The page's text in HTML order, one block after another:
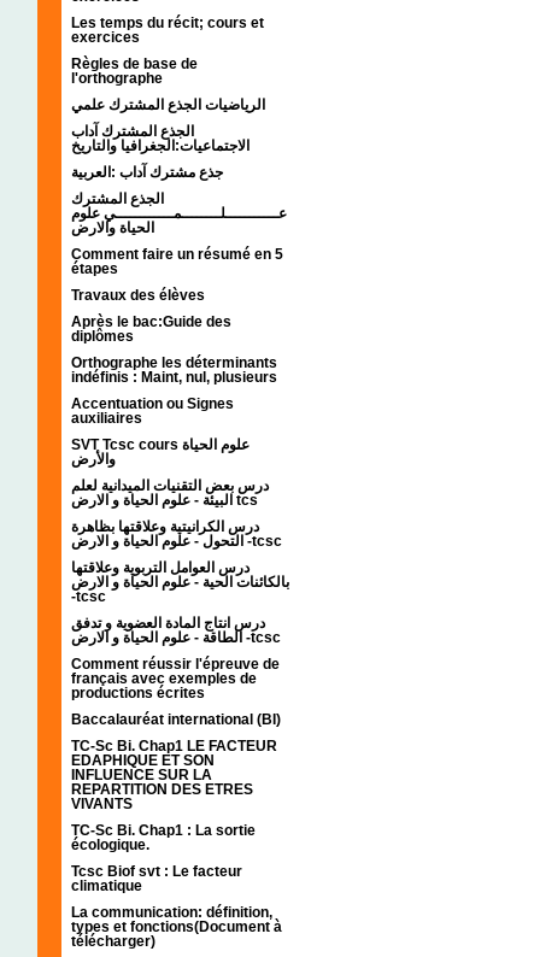
Les temps du récit; cours et
exercices
Règles de base de
l'orthographe
الرياضيات الجذع المشترك علمي
الجذع المشترك آداب
الاجتماعيات:الجغرافيا والتاريخ
جذع مشترك آداب :العربية
الجذع المشترك
عـــــــــــلــــــــمــــــــــــي علوم
الحياة والارض
Comment faire un résumé en 5
étapes
Travaux des élèves
Après le bac:Guide des
diplômes
Orthographe les déterminants
indéfinis : Maint, nul, plusieurs
Accentuation ou Signes
auxiliaires
SVT Tcsc cours علوم الحياة
والأرض
درس بعض التقنيات الميدانية لعلم
البيئة - علوم الحياة و الارض tcs
درس الكرانيتية وعلاقتها بظاهرة
التحول - علوم الحياة و الارض -tcsc
درس العوامل التربوية وعلاقتها
بالكائنات الحية - علوم الحياة و الارض
-tcsc
درس انتاج المادة العضوية و تدفق
الطاقة - علوم الحياة و الارض -tcsc
Comment réussir l'épreuve de
français avec exemples de
productions écrites
Baccalauréat international (BI)
TC-Sc Bi. Chap1 LE FACTEUR
EDAPHIQUE ET SON
INFLUENCE SUR LA
REPARTITION DES ETRES
VIVANTS
TC-Sc Bi. Chap1 : La sortie
écologique.
Tcsc Biof svt : Le facteur
climatique
La communication: définition,
types et fonctions(Document à
télécharger)